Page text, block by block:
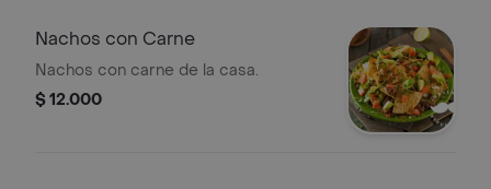
Nachos con Carne
Nachos con carne de la casa.
$ 12.000